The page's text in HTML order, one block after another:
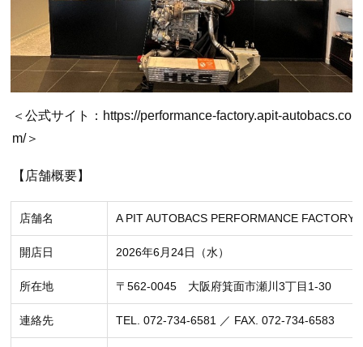
＜公式サイト：https://performance-factory.apit-autobacs.co
m/＞
【店舗概要】
店舗名 A PIT AUTOBACS PERFORMANCE FACTORY
開店日 2026年6月24日（水）
所在地 〒562-0045 大阪府箕面市瀬川3丁目1-30
連絡先 TEL. 072-734-6581 ／ FAX. 072-734-6583